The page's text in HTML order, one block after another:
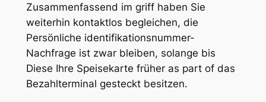
Zusammenfassend im griff haben Sie
weiterhin kontaktlos begleichen, die
Persönliche identifikationsnummer-
Nachfrage ist zwar bleiben, solange bis
Diese Ihre Speisekarte früher as part of das
Bezahlterminal gesteckt besitzen.